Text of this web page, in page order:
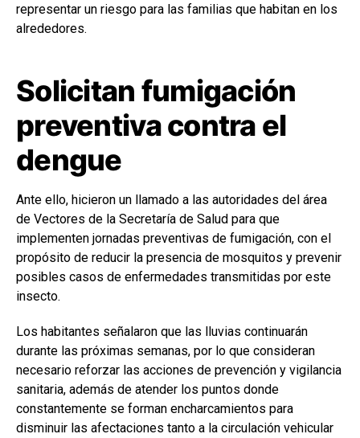
representar un riesgo para las familias que habitan en los
alrededores.
Solicitan fumigación
preventiva contra el
dengue
Ante ello, hicieron un llamado a las autoridades del área
de Vectores de la Secretaría de Salud para que
implementen jornadas preventivas de fumigación, con el
propósito de reducir la presencia de mosquitos y prevenir
posibles casos de enfermedades transmitidas por este
insecto.
Los habitantes señalaron que las lluvias continuarán
durante las próximas semanas, por lo que consideran
necesario reforzar las acciones de prevención y vigilancia
sanitaria, además de atender los puntos donde
constantemente se forman encharcamientos para
disminuir las afectaciones tanto a la circulación vehicular